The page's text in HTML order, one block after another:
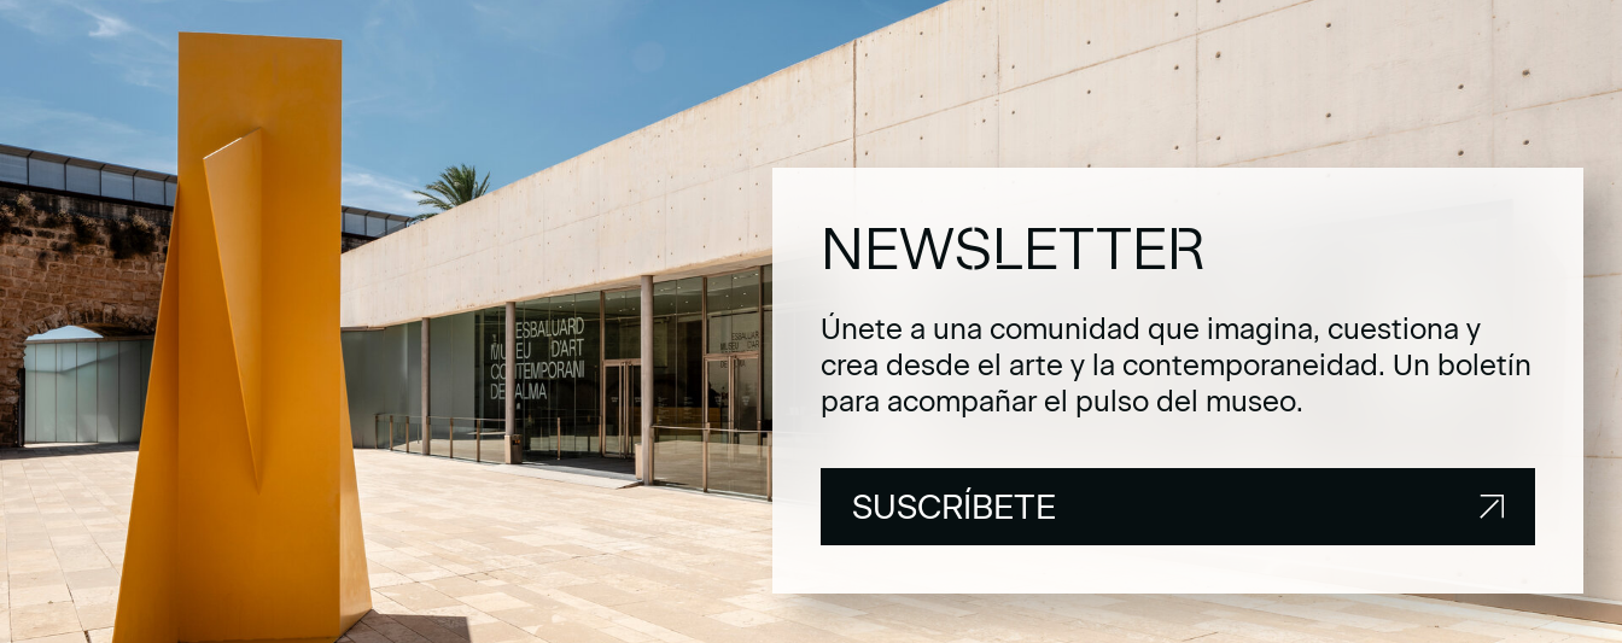
NEWSLETTER
Únete a una comunidad que imagina, cuestiona y
crea desde el arte y la contemporaneidad. Un boletín
para acompañar el pulso del museo.
SUSCRÍBETE